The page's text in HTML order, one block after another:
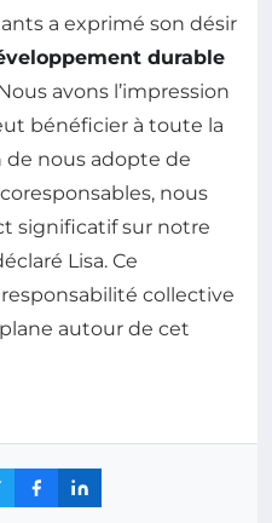
a exprimé son désir
durable
avons l’impression
bénéficier à toute la
nous adopte de
nous
significatif sur notre
Lisa. Ce
collective
autour de cet